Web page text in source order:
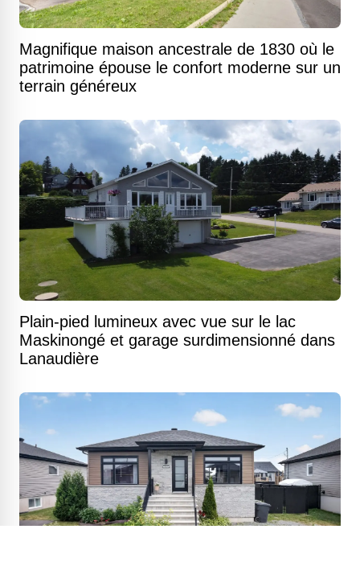
Magnifique maison ancestrale de 1830 où le
patrimoine épouse le confort moderne sur un
terrain généreux
Plain-pied lumineux avec vue sur le lac
Maskinongé et garage surdimensionné dans
Lanaudière